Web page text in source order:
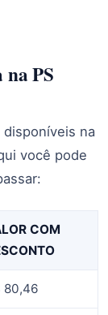
na PS
na
você pode
COM
80,46